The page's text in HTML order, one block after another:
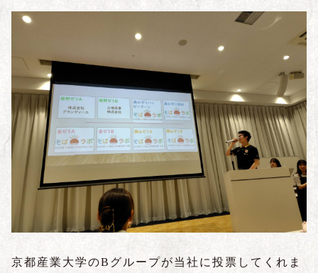
京都産業大学のBグループが当社に投票してくれま